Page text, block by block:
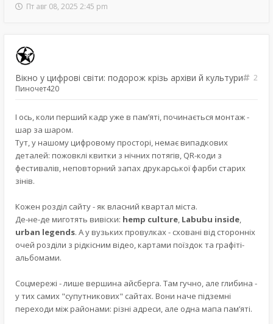
Пт авг 08, 2025 2:45 pm
Вікно у цифрові світи: подорож крізь архіви й культури
2
Пиночет420
І ось, коли перший кадр уже в пам’яті, починається монтаж -
шар за шаром.
Тут, у нашому цифровому просторі, немає випадкових
деталей: пожовклі квитки з нічних потягів, QR-коди з
фестивалів, неповторний запах друкарської фарби старих
зінів.
Кожен розділ сайту - як власний квартал міста.
Де-не-де миготять вивіски: hemp culture Labubu inside
urban legends. А у вузьких провулках - сховані від сторонніх
очей розділи з рідкісним відео, картами поїздок та графіті-
альбомами.
Соцмережі - лише вершина айсберга. Там гучно, але глибина -
у тих самих "супутникових" сайтах. Вони наче підземні
переходи між районами: різні адреси, але одна мапа пам’яті.